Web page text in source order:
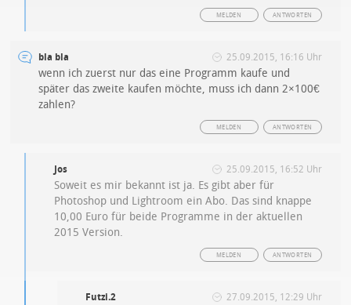
ANTWORTEN
MELDEN
bla bla 25.09.2015, 16:16 Uhr
wenn ich zuerst nur das eine Programm kaufe und
später das zweite kaufen möchte, muss ich dann 2×100€
zahlen?
ANTWORTEN
MELDEN
Jos 25.09.2015, 16:52 Uhr
Soweit es mir bekannt ist ja. Es gibt aber für
Photoshop und Lightroom ein Abo. Das sind knappe
10,00 Euro für beide Programme in der aktuellen
2015 Version.
ANTWORTEN
MELDEN
Futzi.2 27.09.2015, 12:29 Uhr